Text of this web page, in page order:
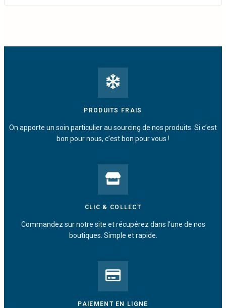
PRODUITS FRAIS
On apporte un soin particulier au sourcing de nos produits. Si c’est
bon pour nous, c’est bon pour vous !
CLIC & COLLECT
Commandez sur notre site et récupérez dans l’une de nos
boutiques. Simple et rapide.
PAIEMENT EN LIGNE